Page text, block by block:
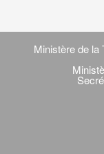
Navigation
transverse
Ministère de la